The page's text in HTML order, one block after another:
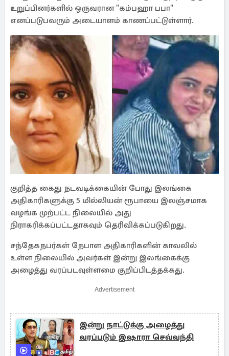
உறுப்பினர்களில் ஒருவரான "கம்பஹா பபா"
எனப்படுபவரும் அடையாளம் காணப்பட்டுள்ளார்.
குறித்த கைது நடவடிக்கையின் போது இலங்கை
அதிகாரிகளுக்கு 5 மில்லியன் ரூபாயை இலஞ்சமாக
வழங்க முற்பட்ட நிலையில் அது
நிராகரிக்கப்பட்டதாகவும் தெரிவிக்கப்படுகிறது.
சந்தேகநபர்கள் நேபாள அதிகாரிகளின் காவலில்
உள்ள நிலையில் அவர்கள் இன்று இலங்கைக்கு
அழைத்து வரப்படவுள்ளமை குறிப்பிடத்தக்கது.
Advertisement
இன்று நாட்டுக்கு அழைத்து
வரப்படும் இஷாரா செவ்வந்தி